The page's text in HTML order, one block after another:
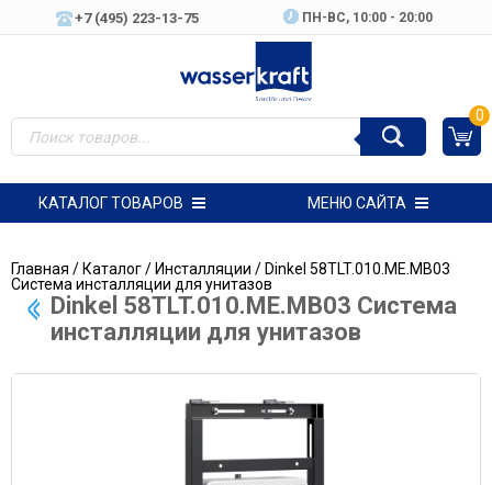
+7 (495) 223-13-75 ПН-ВC, 10:00 - 20:00
0
КАТАЛОГ ТОВАРОВ МЕНЮ САЙТА
Главная /Каталог/Инсталляции / Dinkel 58TLT.010.ME.MB03
Система инсталляции для унитазов
Dinkel 58TLT.010.ME.MB03 Система
инсталляции для унитазов